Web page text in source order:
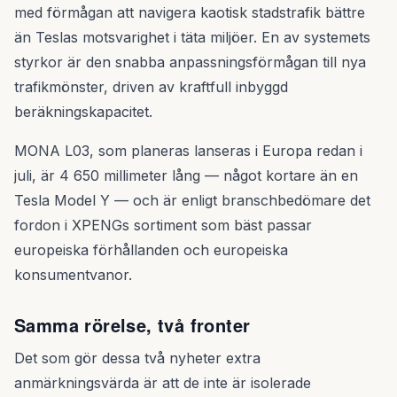
med förmågan att navigera kaotisk stadstrafik bättre
än Teslas motsvarighet i täta miljöer. En av systemets
styrkor är den snabba anpassningsförmågan till nya
trafikmönster, driven av kraftfull inbyggd
beräkningskapacitet.
MONA L03, som planeras lanseras i Europa redan i
juli, är 4 650 millimeter lång — något kortare än en
Tesla Model Y — och är enligt branschbedömare det
fordon i XPENGs sortiment som bäst passar
europeiska förhållanden och europeiska
konsumentvanor.
Samma rörelse, två fronter
Det som gör dessa två nyheter extra
anmärkningsvärda är att de inte är isolerade